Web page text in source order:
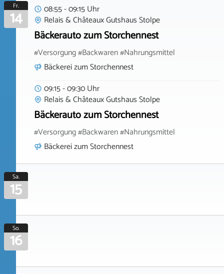
Fr.
14
08:55 - 09:15 Uhr
Relais & Châteaux Gutshaus Stolpe
Bäckerauto zum Storchennest
#Versorgung #Backwaren #Nahrungsmittel
Bäckerei zum Storchennest
09:15 - 09:30 Uhr
Relais & Châteaux Gutshaus Stolpe
Bäckerauto zum Storchennest
#Versorgung #Backwaren #Nahrungsmittel
Bäckerei zum Storchennest
Sa.
15
So.
16